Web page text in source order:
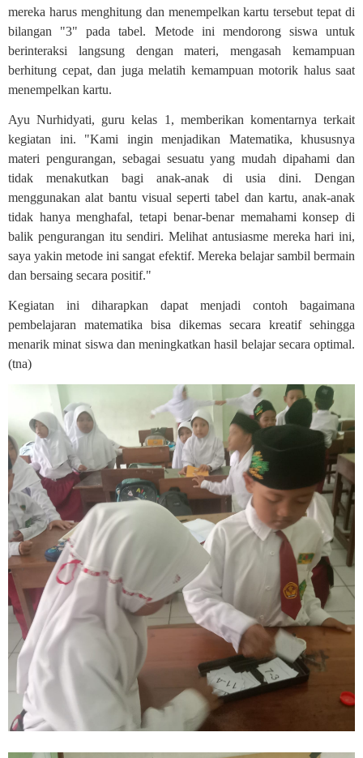
mereka harus menghitung dan menempelkan kartu tersebut tepat di
bilangan "3" pada tabel. Metode ini mendorong siswa untuk
berinteraksi langsung dengan materi, mengasah kemampuan
berhitung cepat, dan juga melatih kemampuan motorik halus saat
menempelkan kartu.
Ayu Nurhidyati, guru kelas 1, memberikan komentarnya terkait
kegiatan ini. "Kami ingin menjadikan Matematika, khususnya
materi pengurangan, sebagai sesuatu yang mudah dipahami dan
tidak menakutkan bagi anak-anak di usia dini. Dengan
menggunakan alat bantu visual seperti tabel dan kartu, anak-anak
tidak hanya menghafal, tetapi benar-benar memahami konsep di
balik pengurangan itu sendiri. Melihat antusiasme mereka hari ini,
saya yakin metode ini sangat efektif. Mereka belajar sambil bermain
dan bersaing secara positif."
Kegiatan ini diharapkan dapat menjadi contoh bagaimana
pembelajaran matematika bisa dikemas secara kreatif sehingga
menarik minat siswa dan meningkatkan hasil belajar secara optimal.
(tna)